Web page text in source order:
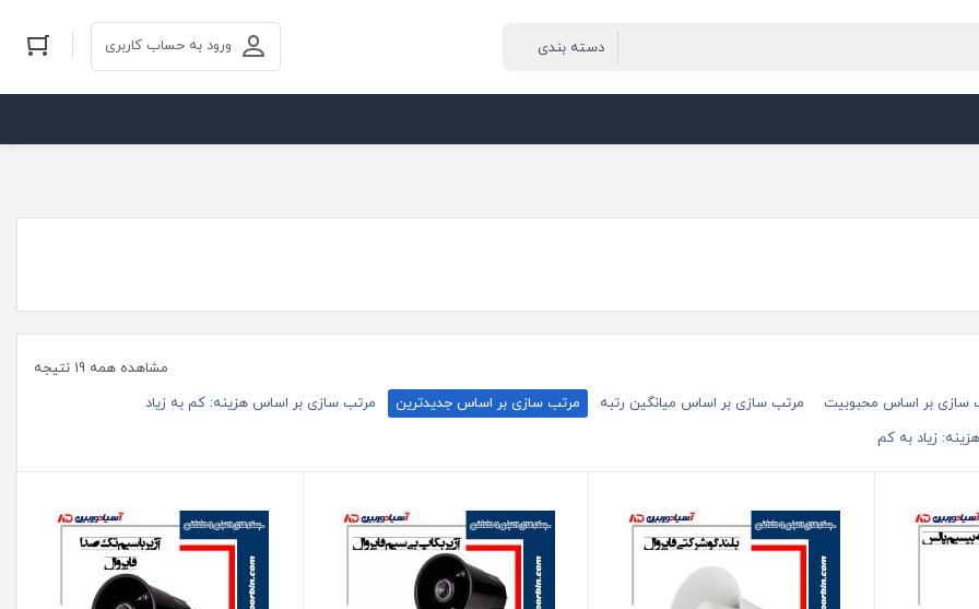
ورود به حساب کاربری
مشاهده همه 19 نتیجه
سازی بر اساس محبوبیت
مرتب سازی بر اساس میانگین رتبه مرتب سازی بر اساس جدیدترین
مرتب سازی بر اساس هزینه: کم به زیاد
زیاد به کم